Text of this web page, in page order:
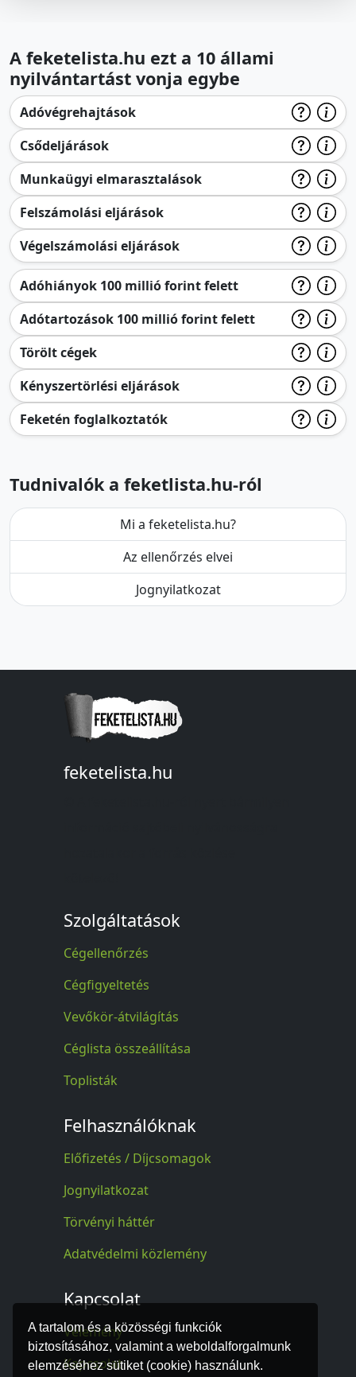
A tartalom és a közösségi funkciók
biztosításához, valamint a weboldalforgalmunk
elemzéséhez sütiket (cookie) használunk.
A feketelista.hu ezt a 10 állami
nyilvántartást vonja egybe
Adóvégrehajtások
Csődeljárások
Munkaügyi elmarasztalások
Felszámolási eljárások
Végelszámolási eljárások
Adóhiányok 100 millió forint felett
Adótartozások 100 millió forint felett
Törölt cégek
Kényszertörlési eljárások
Feketén foglalkoztatók
Tudnivalók a feketlista.hu-ról
Mi a feketelista.hu?
Az ellenőrzés elvei
Jognyilatkozat
feketelista.hu
Szolgáltatások
Cégellenőrzés
Cégfigyeltetés
Vevőkör-átvilágítás
Céglista összeállítása
Toplisták
Felhasználóknak
Előfizetés / Díjcsomagok
Jognyilatkozat
Törvényi háttér
Adatvédelmi közlemény
Kapcsolat
Vélemény
Kapcsolat